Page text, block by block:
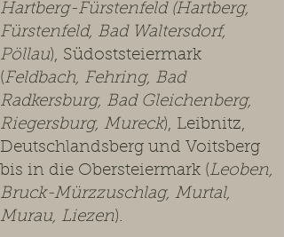
Hartberg-Fürstenfeld (Hartberg,
Fürstenfeld, Bad Waltersdorf,
Pöllau), Südoststeiermark
(Feldbach, Fehring, Bad
Radkersburg, Bad Gleichenberg,
Riegersburg, Mureck), Leibnitz,
Deutschlandsberg und Voitsberg
bis in die Obersteiermark (Leoben,
Bruck-Mürzzuschlag, Murtal,
Murau, Liezen).